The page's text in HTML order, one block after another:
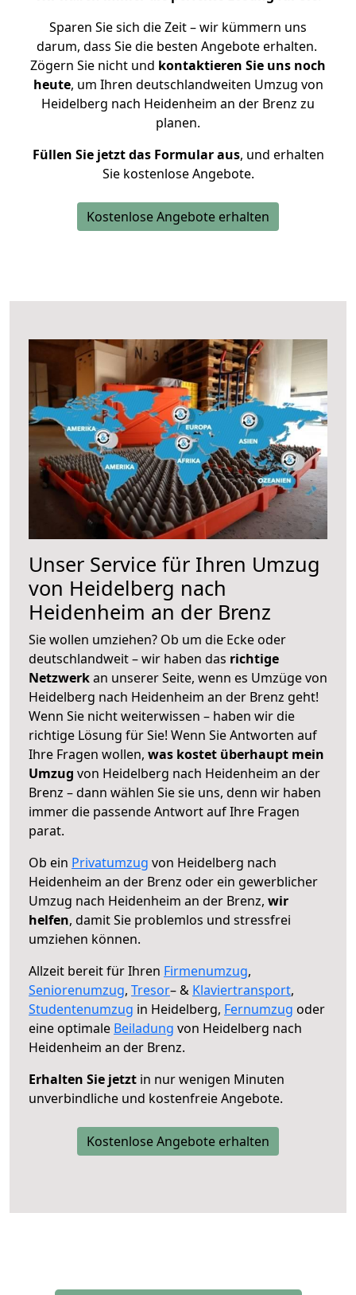
Sparen Sie sich die Zeit – wir kümmern uns
darum, dass Sie die besten Angebote erhalten.
Zögern Sie nicht und kontaktieren Sie uns noch
heute, um Ihren deutschlandweiten Umzug von
Heidelberg nach Heidenheim an der Brenz zu
planen.
Füllen Sie jetzt das Formular aus, und erhalten
Sie kostenlose Angebote.
Kostenlose Angebote erhalten
Unser Service für Ihren Umzug
von Heidelberg nach
Heidenheim an der Brenz
Sie wollen umziehen? Ob um die Ecke oder
deutschlandweit – wir haben das richtige
Netzwerkan unserer Seite, wenn es Umzüge von
Heidelberg nach Heidenheim an der Brenz geht!
Wenn Sie nicht weiterwissen – haben wir die
richtige Lösung für Sie! Wenn Sie Antworten auf
Ihre Fragen wollen, was kostet überhaupt mein
Umzug von Heidelberg nach Heidenheim an der
Brenz – dann wählen Sie sie uns, denn wir haben
immer die passende Antwort auf Ihre Fragen
parat.
Ob ein Privatumzug von Heidelberg nach
Heidenheim an der Brenz oder ein gewerblicher
Umzug nach Heidenheim an der Brenz, wir
helfen, damit Sie problemlos und stressfrei
umziehen können.
Allzeit bereit für Ihren Firmenumzug,
Seniorenumzug, Tresor– & Klaviertransport,
Studentenumzug in Heidelberg, Fernumzug oder
eine optimale Beiladung von Heidelberg nach
Heidenheim an der Brenz.
Erhalten Sie jetzt in nur wenigen Minuten
unverbindliche und kostenfreie Angebote.
Kostenlose Angebote erhalten